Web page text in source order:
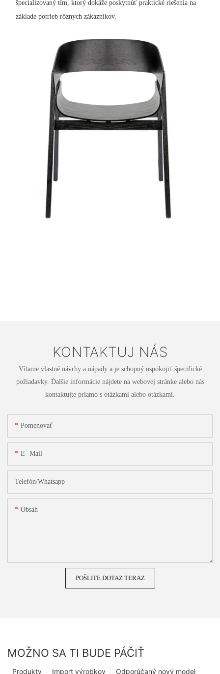
špecializovaný tím, ktorý dokáže poskytnúť praktické riešenia na
základe potrieb rôznych zákazníkov.
KONTAKTUJ NÁS
Vítame vlastné návrhy a nápady a je schopný uspokojiť špecifické
požiadavky. Ďalšie informácie nájdete na webovej stránke alebo nás
kontaktujte priamo s otázkami alebo otázkami.
Pomenovať
E -mail
Telefón/whatsapp
Obsah
POŠLITE DOTAZ TERAZ
MOŽNO SA TI BUDE PÁČIŤ
Odporúčaný nový model
Import výrobkov
Produkty